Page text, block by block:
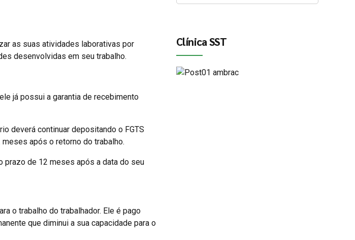
as suas atividades laborativas por
desenvolvidas em seu trabalho.
já possui a garantia de recebimento
deverá continuar depositando o FGTS
após o retorno do trabalho.
prazo de 12 meses após a data do seu
o trabalho do trabalhador. Ele é pago
que diminui a sua capacidade para o
Clínica SST